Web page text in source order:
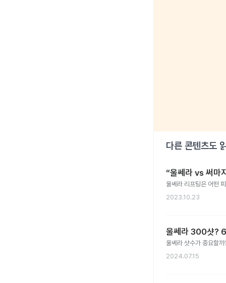
다른 콘텐츠도
“울쎄라 vs 써마
울쎄라 리프팅은 어떤
2023.10.23
울쎄라 300샷?
울쎄라 샷수가 중요할
2024.07.15